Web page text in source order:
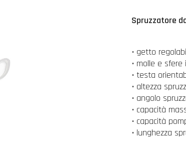
Spruzzatore
• getto
• molle e
• testa
• altezza
• angolo
• capacità
• capacità
• lunghezza